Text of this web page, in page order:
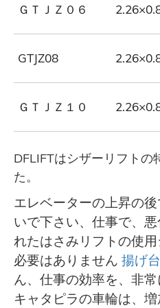
ＧＴＪＺ０６
GTJZ08
ＧＴＪＺ１０
DFLIFTはシザーリフトの
た。
エレベーターの上昇の
いで下さい、仕事で、
れたはさみリフトの使
必要はありません 揚げ台
ん、仕事の効率を、非常
キャタピラの車輪は、